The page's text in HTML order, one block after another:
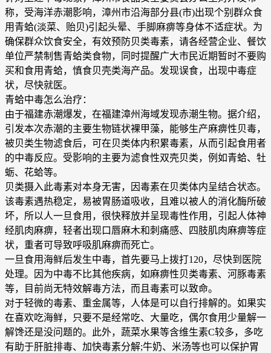
称，受海洋赤潮影响，漳州市沿海部分县(市)出现个别群众食
用青蛤(淡菜、贻贝)引起头晕、手脚麻痹等身体不适症状。为
确保群众饮食安全，有效预防贝类毒素，请各经营企业、餐饮
单位严禁制售青蛤类食物，同时提醒广大市民近期暂时不要购
买和食用青蛤，慎食贝壳类海产品。发现误食，出现中毒症
状，尽快就医。
青蛤中毒怎么治疗：
由于福建赤潮爆发，在福建漳州海域发现赤潮生物。据介绍，
引发本次赤潮的主要生物链状裸甲藻，能够生产麻痹性贝毒，
被贝类生物滤食后，可在贝类体内积累毒素，从而引起食用者
的中毒反应。受影响的主要为滤食性双壳贝类，例如青蛤、牡
蛎、花蛤等。
贝类摄入此毒素对本身无害，因毒素在贝类体内呈结合状态。
该毒素遇热稳定，易被胃肠道吸收，且难以被人的消化酶所破
坏，所以人一旦食用，很快释放并呈现毒性作用，引起人体神
经肌肉麻痹，轻者出现口唇麻木和刺痛感、四肢肌肉麻痹等症
状，重者可导致呼吸肌麻痹而死亡。
一旦食用海鲜后发生中毒，首先要马上拨打120，尽快到医院
处理。因为中毒不比其他疾病，如麻痹性贝类毒素、河豚毒素
等，目前尚无特效解毒方法，而且毒素可以致命。
对于轻微的毒素、重金属等，人体是可以自行排解的。如果实
在喜欢吃海鲜，只要不是经常吃、大量吃，偶尔食用少量解一
解馋还是没问题的。此外，蔬菜水果等含维生素C较多，多吃
有助于肝脏排毒、加快毒素分解;牛奶、米汤等也可以保护胃